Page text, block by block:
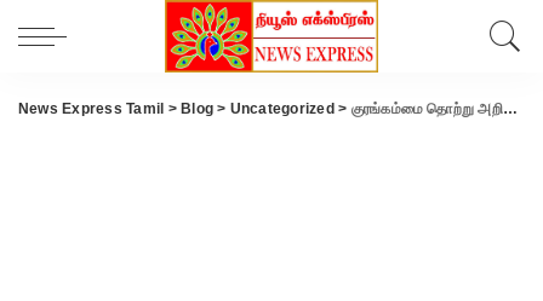
News Express Tamil > Blog > Uncategorized > குரங்கம்மை தொற்று அறிகுறி..? புனே அனுப்பப்படும் புதுக்கோட்டை நபரின் ரத்த மாதிரிகள்..